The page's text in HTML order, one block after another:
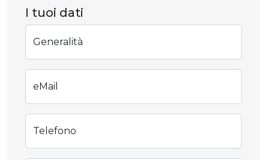
I tuoi dati
Generalità
eMail
Telefono